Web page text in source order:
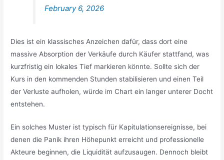
February 6, 2026
Dies ist ein klassisches Anzeichen dafür, dass dort eine
massive Absorption der Verkäufe durch Käufer stattfand, was
kurzfristig ein lokales Tief markieren könnte. Sollte sich der
Kurs in den kommenden Stunden stabilisieren und einen Teil
der Verluste aufholen, würde im Chart ein langer unterer Docht
entstehen.
Ein solches Muster ist typisch für Kapitulationsereignisse, bei
denen die Panik ihren Höhepunkt erreicht und professionelle
Akteure beginnen, die Liquidität aufzusaugen. Dennoch bleibt